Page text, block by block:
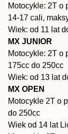
Motocykle: 2T o
14-17 cali,
Wiek: od 11 lat
MX JUNIOR
Motocykle: 2T o
175cc do 250cc
Wiek: od 13 lat
MX OPEN
Motocykle 2T o
do 250cc
Wiek od 14 lat